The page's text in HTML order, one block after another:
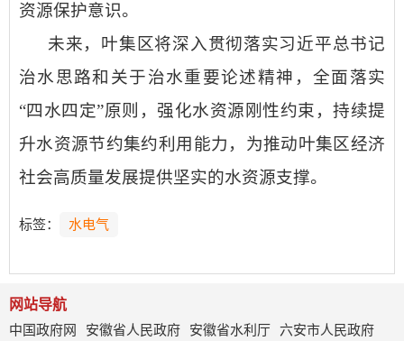
资源保护意识。
未来，叶集区将深入贯彻落实习近平总书记
治水思路和关于治水重要论述精神，全面落实
“四水四定”原则，强化水资源刚性约束，持续提
升水资源节约集约利用能力， 为推动叶集区经济
社会高质量发展提供坚实的水资源支撑。
标签： 水电气
网站导航
中国政府网
安徽省人民政府 安徽省水利厅 六安市人民政府